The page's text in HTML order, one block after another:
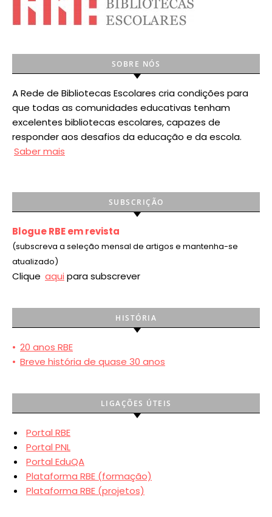
SOBRE NÓS
A Rede de Bibliotecas Escolares cria condições para
que todas as comunidades educativas tenham
excelentes bibliotecas escolares, capazes de
responder aos desafios da educação e da escola.
Saber mais
SUBSCRIÇÃO
Blogue RBE em revista
(subscreva a seleção mensal de artigos e mantenha-se
atualizado)
Clique aqui para subscrever
HISTÓRIA
• 20 anos RBE
• Breve história de quase 30 anos
LIGAÇÕES ÚTEIS
Portal RBE
Portal PNL
Portal EduQA
Plataforma RBE (formação)
Plataforma RBE (projetos)